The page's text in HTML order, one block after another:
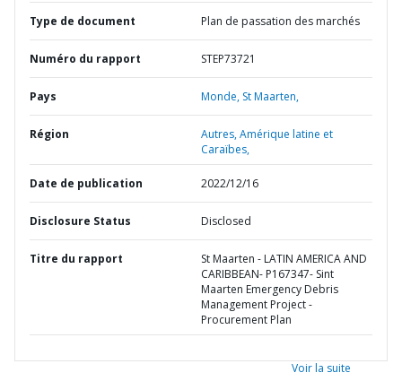
Type de document Plan de passation des marchés
Numéro du rapport STEP73721
Pays Monde, St Maarten,
Région Autres,Amérique latine et
Caraïbes,
Date de publication 2022/12/16
Disclosure Status Disclosed
Titre du rapport
St Maarten - LATIN AMERICA AND
CARIBBEAN- P167347- Sint
Maarten Emergency Debris
Management Project -
Procurement Plan
Voir la suite